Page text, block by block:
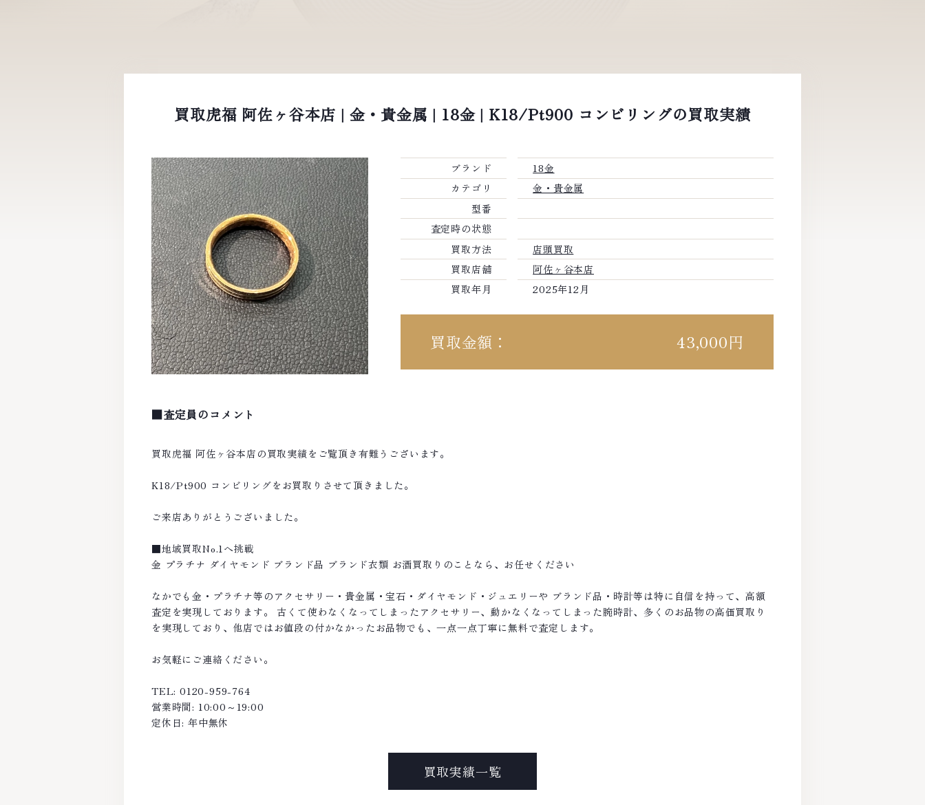
買取虎福 阿佐ヶ谷本店 | 金・貴金属 | 18金 | K18/Pt900 コンビリングの買取実績
ブランド
18金
カテゴリ
金・貴金属
型番
査定時の状態
買取方法
店頭買取
買取店舗
阿佐ヶ谷本店
買取年月
2025年12月
買取金額： 43,000円
■査定員のコメント
買取虎福 阿佐ヶ谷本店の買取実績をご覧頂き有難うございます。
K18/Pt900 コンビリングをお買取りさせて頂きました。
ご来店ありがとうございました。
■地域買取No.1へ挑戦
金 プラチナ ダイヤモンド ブランド品 ブランド衣類 お酒買取りのことなら、お任せください
なかでも金・プラチナ等のアクセサリー・貴金属・宝石・ダイヤモンド・ジュエリーや ブランド品・時計等は特に自信を持って、高額
査定を実現しております。 古くて使わなくなってしまったアクセサリー、動かなくなってしまった腕時計、多くのお品物の高価買取り
を実現しており、他店ではお値段の付かなかったお品物でも、一点一点丁寧に無料で査定します。
お気軽にご連絡ください。
TEL: 0120-959-764
営業時間: 10:00～19:00
定休日: 年中無休
買取実績一覧